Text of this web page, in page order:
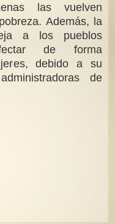
las vuelven
Además, la
a los pueblos
de forma
debido a su
de